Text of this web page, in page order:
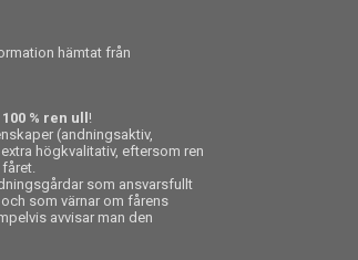
hämtat från
100 % ren ull !
(andningsaktiv,
högkvalitativ, eftersom ren
fåret.
som ansvarsfullt
som värnar om fårens
avvisar man den